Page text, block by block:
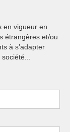
en vigueur en
étrangères et/ou
à s’adapter